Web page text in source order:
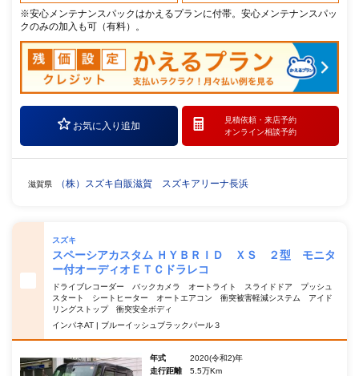
※安心メンテナンスパックはかえるプランに付帯。安心メンテナンスパッ
クのみの加入も可（有料）。
お気に入り追加
見積依頼・ 来店予約
オンライン相談予約
滋賀県 （株）スズキ自販滋賀 スズキアリーナ長浜
スズキ
スペーシアカスタム ＨＹＢＲＩＤ ＸＳ ２型 モニタ
ー付オーディオＥＴＣドラレコ
ドライブレコーダー バックカメラ オートライト スライドドア プッシュ
スタート シートヒーター オートエアコン 衝突被害軽減システム アイド
リングストップ 衝突安全ボディ
インパネAT | ブルーイッシュブラックパール３
年式
2020(令和2)年
走行距離
5.5万Km